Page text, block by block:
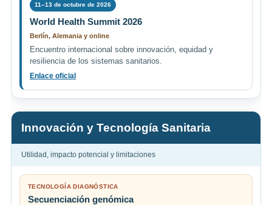
11–13 de octubre de 2026
World Health Summit 2026
Berlín, Alemania y online
Encuentro internacional sobre innovación, equidad y
resiliencia de los sistemas sanitarios.
Enlace oficial
Innovación y Tecnología Sanitaria
Utilidad, impacto potencial y limitaciones
TECNOLOGÍA DIAGNÓSTICA
Secuenciación genómica